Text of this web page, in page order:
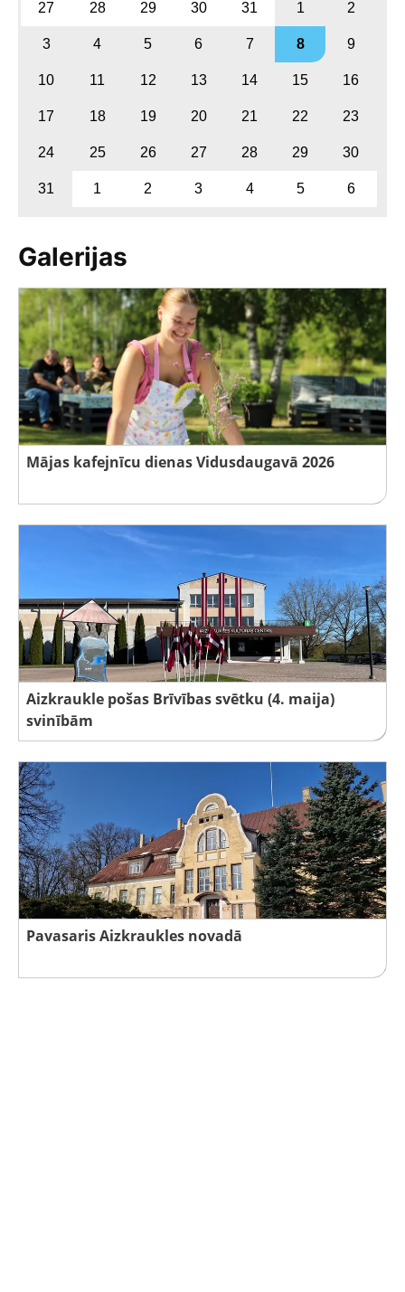
27 28 29 30 31 1 2
3 4 5 6 7 8 9
10 11 12 13 14 15 16
17 18 19 20 21 22 23
24 25 26 27 28 29 30
31 1 2 3 4 5 6
Galerijas
Mājas kafejnīcu dienas Vidusdaugavā 2026
Aizkraukle pošas Brīvības svētku (4. maija)
svinībām
Pavasaris Aizkraukles novadā